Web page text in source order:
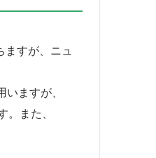
すが、ニュ
ますが、
また、